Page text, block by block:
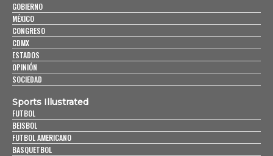
GOBIERNO
MÉXICO
CONGRESO
CDMX
ESTADOS
OPINIÓN
SOCIEDAD
Sports Illustrated
FUTBOL
BEISBOL
FUTBOL AMERICANO
BASQUETBOL